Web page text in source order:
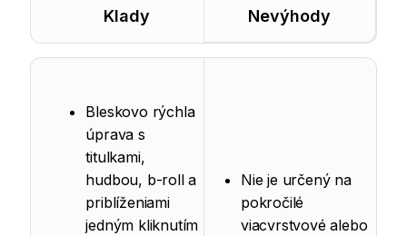
Klady Nevýhody
Bleskovo rýchla
úprava s
titulkami,
hudbou, b-roll a
priblíženiami
jedným kliknutím
Nie je určený na
pokročilé
viacvrstvové alebo